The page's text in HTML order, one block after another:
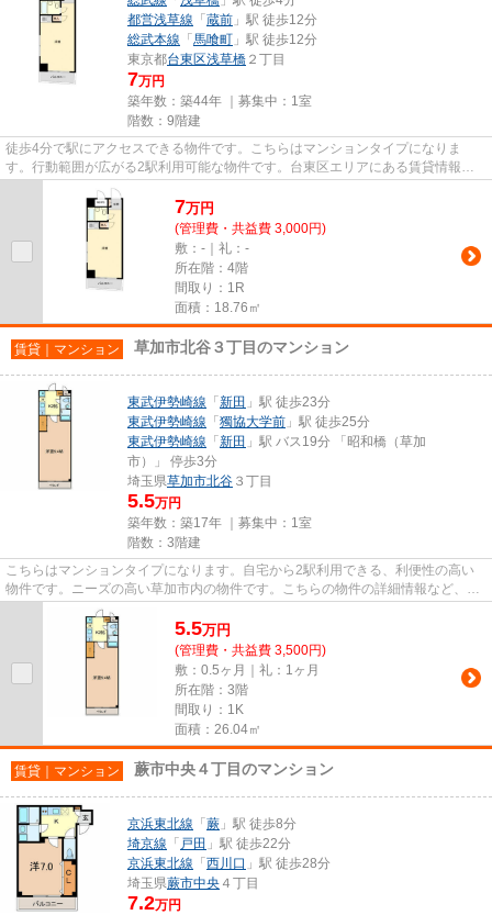
都営浅草線 「 蔵前 」駅 徒歩12分
総武本線 「 馬喰町 」駅 徒歩12分
東京都台東区浅草橋 ２丁目
7万円
築年数：築44年 ｜募集中： 1室
階数：9階建
徒歩4分で駅にアクセスできる物件です。こちらはマンションタイプになりま
す。行動範囲が広がる2駅利用可能な物件です。台東区エリアにある賃貸情報の
ことなら、地域に密着した当社へ...
7万円
(管理費・共益費 3,000円)
敷：-｜礼：-
所在階：4階
間取り：1R
面積：18.76㎡
賃貸｜マンション 草加市北谷３丁目のマンション
東武伊勢崎線 「 新田 」駅 徒歩23分
東武伊勢崎線 「 獨協大学前 」駅 徒歩25分
東武伊勢崎線 「 新田 」駅 バス19分 「昭和橋（草加
市）」 停歩3分
埼玉県草加市北谷 ３丁目
5.5万円
築年数：築17年 ｜募集中： 1室
階数：3階建
こちらはマンションタイプになります。自宅から2駅利用できる、利便性の高い
物件です。ニーズの高い草加市内の物件です。こちらの物件の詳細情報など、気
になる点がございましたら、お...
5.5万円
(管理費・共益費 3,500円)
敷：0.5ヶ月｜礼：1ヶ月
所在階：3階
間取り：1K
面積：26.04㎡
賃貸｜マンション 蕨市中央４丁目のマンション
京浜東北線 「 蕨 」駅 徒歩8分
埼京線 「 戸田 」駅 徒歩22分
京浜東北線 「 西川口 」駅 徒歩28分
埼玉県蕨市中央 ４丁目
7.2万円